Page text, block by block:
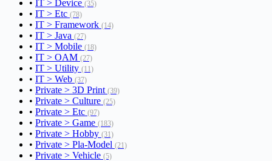
• IT > Device (35)
• IT > Etc (78)
• IT > Framework (14)
• IT > Java (27)
• IT > Mobile (18)
• IT > OAM (27)
• IT > Utility (11)
• IT > Web (37)
• Private > 3D Print (39)
• Private > Culture (25)
• Private > Etc (97)
• Private > Game (183)
• Private > Hobby (31)
• Private > Pla-Model (21)
• Private > Vehicle (5)